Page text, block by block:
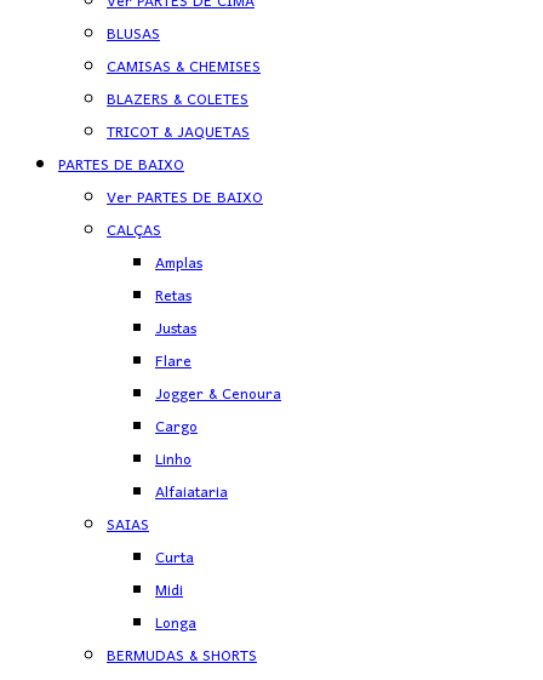
BLUSAS
CAMISAS & CHEMISES
BLAZERS & COLETES
TRICOT & JAQUETAS
PARTES DE BAIXO
Ver PARTES DE BAIXO
CALÇAS
Amplas
Retas
Justas
Flare
Jogger & Cenoura
Cargo
Linho
Alfaiataria
SAIAS
Curta
Midi
Longa
BERMUDAS & SHORTS